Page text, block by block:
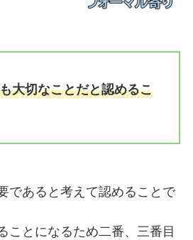
大切なことだと認めるこ
であると考えて認めることで
ことになるため二番、三番目